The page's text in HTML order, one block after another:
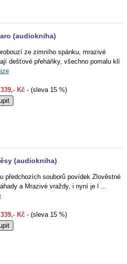
(audiokniha)
ze zimního spánku, mrazivé
dešťové přeháňky, všechno pomalu klí
339,- Kč - (sleva 15 %)
(audiokniha)
předchozích souborů povídek Zlověstné
a Mrazivé vraždy, i nyní je l ...
339,- Kč - (sleva 15 %)